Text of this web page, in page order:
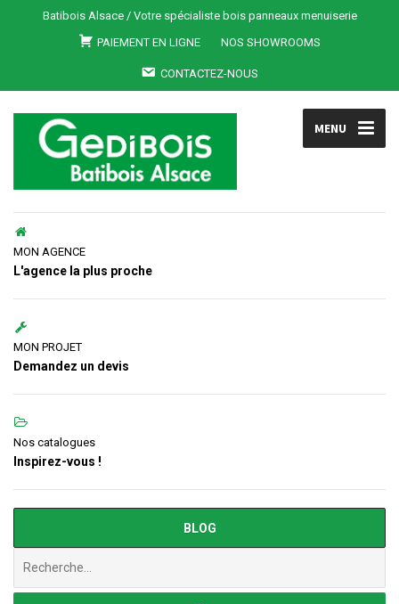
Batibois Alsace / Votre spécialiste bois panneaux menuiserie
PAIEMENT EN LIGNE
NOS SHOWROOMS
CONTACTEZ-NOUS
MENU
MON AGENCE
L'agence la plus proche
MON PROJET
Demandez un devis
Nos catalogues
Inspirez-vous !
BLOG